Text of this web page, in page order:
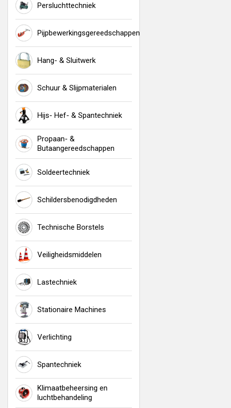
Persluchttechniek
Pijpbewerkingsgereedschappen
Hang- & Sluitwerk
Schuur & Slijpmaterialen
Hijs- Hef- & Spantechniek
Propaan- &
Butaangereedschappen
Soldeertechniek
Schildersbenodigdheden
Technische Borstels
Veiligheidsmiddelen
Lastechniek
Stationaire Machines
Verlichting
Spantechniek
Klimaatbeheersing en
luchtbehandeling